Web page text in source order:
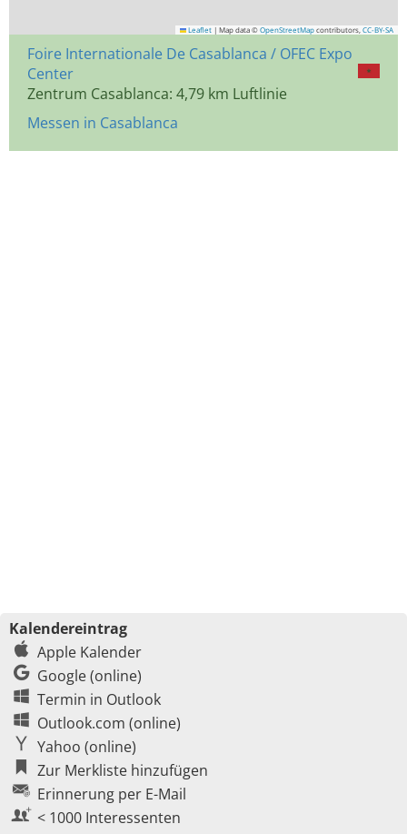
Leaflet | Map data © OpenStreetMap contributors, CC-BY-SA
Foire Internationale De Casablanca / OFEC Expo
Center
Zentrum Casablanca: 4,79 km Luftlinie
Messen in Casablanca
Kalendereintrag
Apple Kalender
Google (online)
Termin in Outlook
Outlook.com (online)
Yahoo (online)
Zur Merkliste hinzufügen
Erinnerung per E-Mail
< 1000 Interessenten